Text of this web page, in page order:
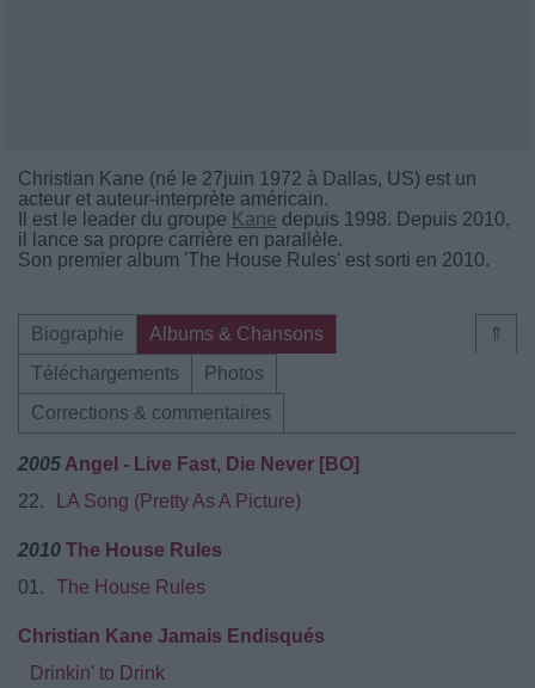
Christian Kane (né le 27juin 1972 à Dallas, US) est un
acteur et auteur-interprète américain.
Il est le leader du groupe Kane depuis 1998. Depuis 2010,
il lance sa propre carrière en parallèle.
Son premier album 'The House Rules' est sorti en 2010.
⇑
Biographie
Albums & Chansons
Téléchargements
Photos
Corrections & commentaires
2005 Angel - Live Fast, Die Never [BO]
22.
LA Song (Pretty As A Picture)
2010 The House Rules
01.
The House Rules
Christian Kane Jamais Endisqués
Drinkin' to Drink